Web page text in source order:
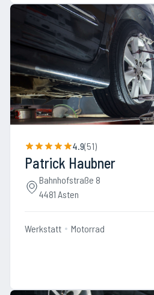
4.9(51)
Patrick Haubner
Bahnhofstraße 8
4481 Asten
Werkstatt Motorrad